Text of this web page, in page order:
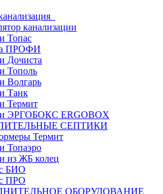
канализации
Топас
ПРОФИ
Дочиста
Тополь
Волгарь
Танк
Термит
ЭРГОБОКС ERGOBOX
СЕПТИКИ
Термит
Топаэро
из ЖБ колец
БИО
ПРО
ОБОРУДОВАНИЕ